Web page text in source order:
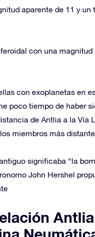
aparente de 11 y un
con una
con exoplanetas en
poco tiempo de haber
de Antlia a la Vía
miembros más
significaba “la
John Hershel